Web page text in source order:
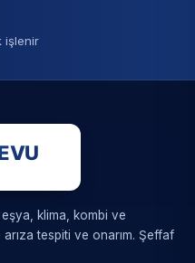
işlenir
klima, kombi ve
tespiti ve onarım. Şeffaf